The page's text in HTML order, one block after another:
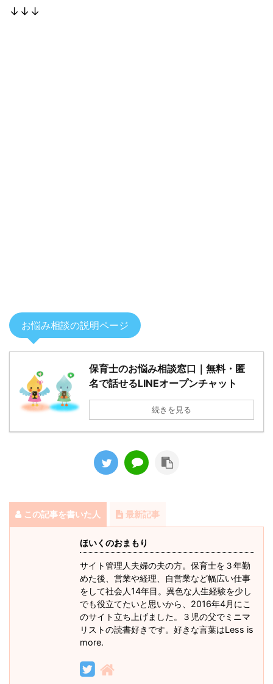
↓↓↓
お悩み相談の説明ページ
保育士のお悩み相談窓口｜無料・匿
名で話せるLINEオープンチャット
続きを見る
この記事を書いた人 最新記事
ほいくのおまもり
サイト管理人夫婦の夫の方。保育士を３年勤
めた後、営業や経理、自営業など幅広い仕事
をして社会人14年目。異色な人生経験を少し
でも役立てたいと思いから、2016年4月にこ
のサイト立ち上げました。３児の父でミニマ
リストの読書好きです。好きな言葉はLess is
more.